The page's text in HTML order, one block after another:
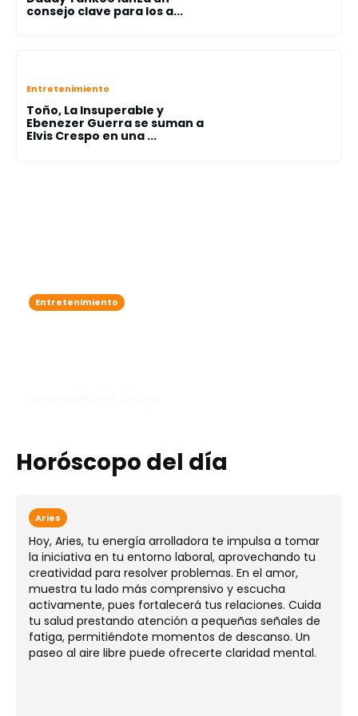
consejo clave para los a...
Entretenimiento
Toño, La Insuperable y
Ebenezer Guerra se suman a
Elvis Crespo en una ...
Entretenimiento
Horóscopo del día
Aries
Hoy, Aries, tu energía arrolladora te impulsa a tomar
la iniciativa en tu entorno laboral, aprovechando tu
creatividad para resolver problemas. En el amor,
muestra tu lado más comprensivo y escucha
activamente, pues fortalecerá tus relaciones. Cuida
tu salud prestando atención a pequeñas señales de
fatiga, permitiéndote momentos de descanso. Un
paseo al aire libre puede ofrecerte claridad mental.